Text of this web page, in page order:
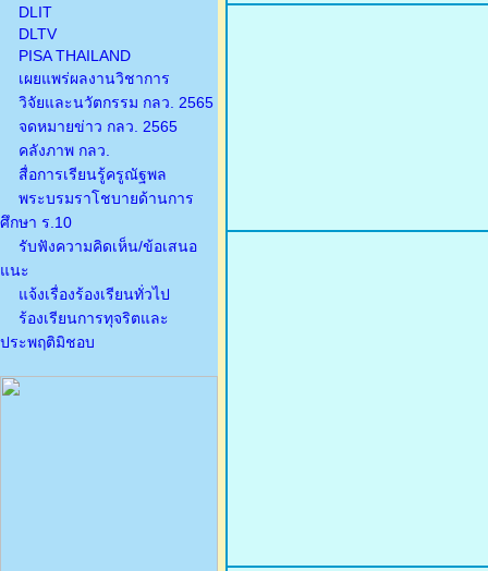
DLIT
DLTV
PISA THAILAND
เผยแพร่ผลงานวิชาการ
วิจัยและนวัตกรรม กลว. 2565
จดหมายข่าว กลว. 2565
คลังภาพ กลว.
สื่อการเรียนรู้ครูณัฐพล
พระบรมราโชบายด้านการ
ศึกษา ร.10
รับฟังความคิดเห็น/ข้อเสนอ
แนะ
แจ้งเรื่องร้องเรียนทั่วไป
ร้องเรียนการทุจริตและ
ประพฤติมิชอบ